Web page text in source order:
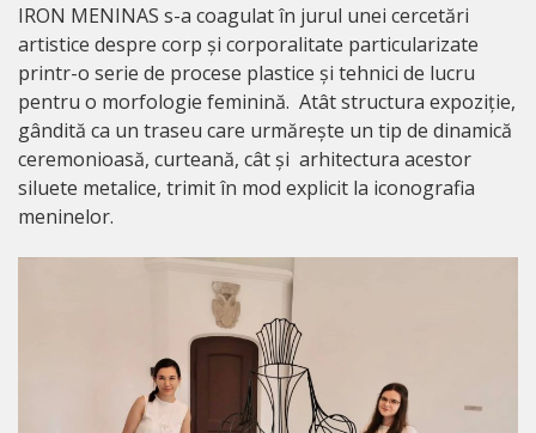
IRON MENINAS s-a coagulat în jurul unei cercetări
artistice despre corp și corporalitate particularizate
printr-o serie de procese plastice și tehnici de lucru
pentru o morfologie feminină. Atât structura expoziție,
gândită ca un traseu care urmărește un tip de dinamică
ceremonioasă, curteană, cât și arhitectura acestor
siluete metalice, trimit în mod explicit la iconografia
meninelor.